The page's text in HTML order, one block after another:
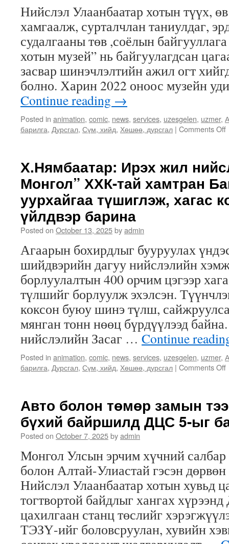
Нийслэл Улаанбаатар хотын түүх,
хамгаалж, сурталчлан таниулдаг,
судалгааны төв ,соёлын
хотын музей” нь байгуулагдсан
засвар шинэчлэлтийн ажил огт
болно. Харин 2022 оноос музейн
Continue reading →
Posted in animation, comic, news, services, uzesgelen, uzmer,
барилга, Дурсгал, Сүм, хийд, Хөшөө, дурсгал | Comments Off
Х.Нямбаатар: Ирэх жил
Монгол” ХХК-тай хамтран
уурхайгаа түшиглэж, хагас
үйлдвэр барина
Posted on October 13, 2025byadmin
Агаарын бохирдлыг бууруулах
шийдвэрийн дагуу нийслэлийн
борлуулалтын 400 орчим цэгээр
түлшийг борлуулж эхэлсэн.
коксон буюу шинэ түлш,
мянган тонн нөөц бүрдүүлээд
нийслэлийн Засаг … Continue
Posted in animation, comic, news, services, uzesgelen, uzmer,
барилга, Дурсгал, Сүм, хийд, Хөшөө, дурсгал | Comments Off
Авто болон төмөр замын
бүхий байршилд ДЦС 5-ыг
Posted on October 7, 2025byadmin
Монгол Улсын эрчим хүчний
болон Алтай-Улиастай гэсэн дөрвөн
Нийслэл Улаанбаатар хотын хувьд
тогтвортой байдлыг хангах
цахилгаан станц төслийг
ТЭЗҮ-ийг боловсруулан, хувийн